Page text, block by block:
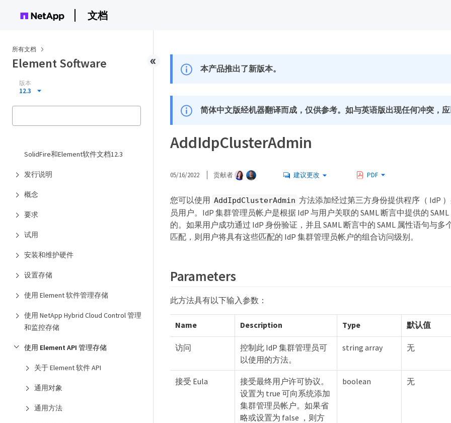
文档
所有文档
Element Software
版本
12.3
SolidFire和Element软件文档12.3
发行说明
概念
要求
试用
安装和维护硬件
设置存储
使用 Element 软件管理存储
使用 NetApp Hybrid Cloud Control 管理
和监控存储
使用 Element API 管理存储
关于 Element 软件 API
通用对象
通用方法
本产品推出了新版本。
简体中文版经机器翻译而成，仅供参考。如与英语版出现任何冲突，
AddIdpClusterAdmin
05/16/2022 贡献者 建议更改 PDF
您可以使用 AddIpdClusterAdmin 方法添加经过第三方身份提供程序（ IdP
员用户。IdP 集群管理员帐户是根据 IdP 与用户关联的 SAML 断言中提供的
的。如果用户成功通过 IdP 身份验证，并且 SAML 断言中的 SAML 属性语句与多
匹配，则用户将具有这些匹配的 IdP 集群管理员帐户的组合访问级别。
Parameters
此方法具有以下输入参数：
Name Description Type 默认值
访问
控制此 IdP 集群管理员可
以使用的方法。
string array 无
接受 Eula
接受最终用户许可协议。
设置为 true 可向系统添加
集群管理员帐户。如果省
略或设置为 false ，则方
boolean 无